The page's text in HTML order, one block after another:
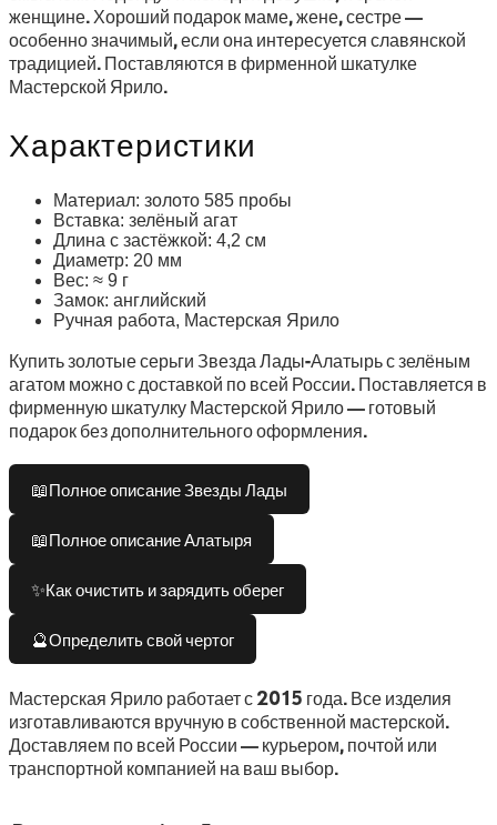
женщине. Хороший подарок маме, жене, сестре —
особенно значимый, если она интересуется славянской
традицией. Поставляются в фирменной шкатулке
Мастерской Ярило.
Характеристики
Материал: золото 585 пробы
Вставка: зелёный агат
Длина с застёжкой: 4,2 см
Диаметр: 20 мм
Вес: ≈ 9 г
Замок: английский
Ручная работа, Мастерская Ярило
Купить золотые серьги Звезда Лады-Алатырь с зелёным
агатом можно с доставкой по всей России. Поставляется в
фирменную шкатулку Мастерской Ярило — готовый
подарок без дополнительного оформления.
📖Полное описание Звезды Лады
📖Полное описание Алатыря
✨Как очистить и зарядить оберег
🔮Определить свой чертог
Мастерская Ярило работает с 2015 года. Все изделия
изготавливаются вручную в собственной мастерской.
Доставляем по всей России — курьером, почтой или
транспортной компанией на ваш выбор.